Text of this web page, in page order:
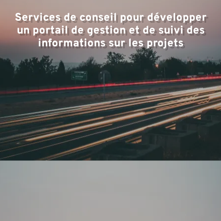
Services de conseil pour développer
un portail de gestion et de suivi des
informations sur les projets